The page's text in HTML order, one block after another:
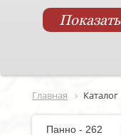
Главная Каталог
Панно - 262